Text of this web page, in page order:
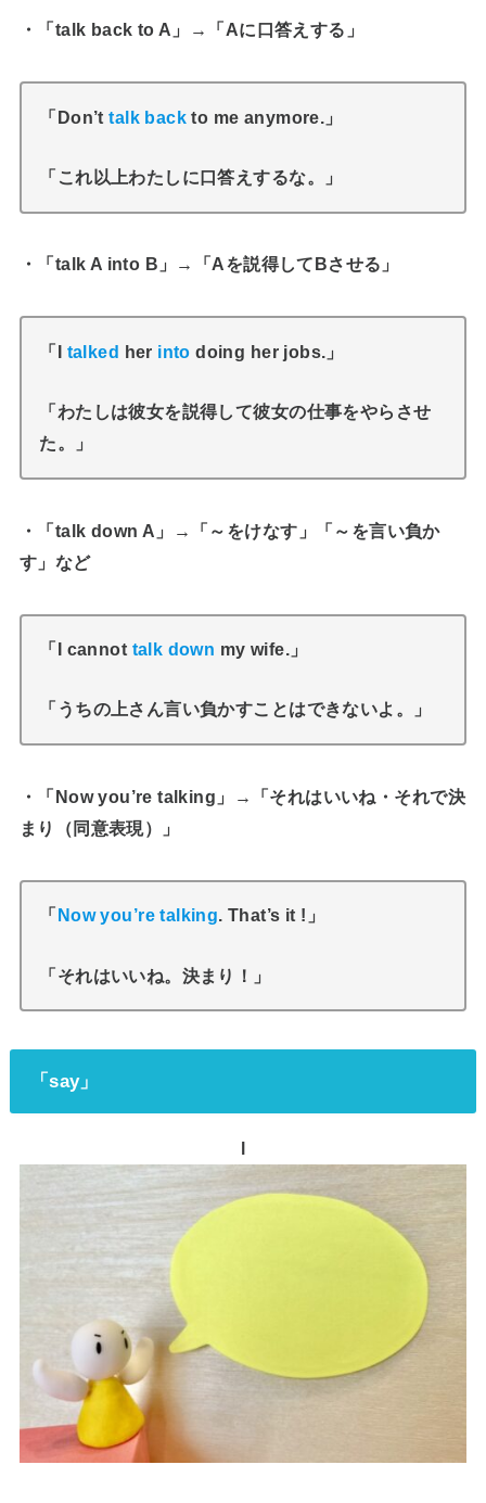
・「talk back to A」→「Aに口答えする」
「Don’ttalk backto me anymore.」
「これ以上わたしに口答えするな。」
・「talk A into B」→「Aを説得してBさせる」
「I talked her into doing her jobs.」
「わたしは彼女を説得して彼女の仕事をやらさせ
た。」
・「talk down A」→「～をけなす」「～を言い負か
す」など
「I cannot talk down my wife.」
「うちの上さん言い負かすことはできないよ。」
・「Now you’re talking」→「それはいいね・それで決
まり（同意表現）」
「Now you’re talking. That’s it !」
「それはいいね。決まり！」
「say」
l